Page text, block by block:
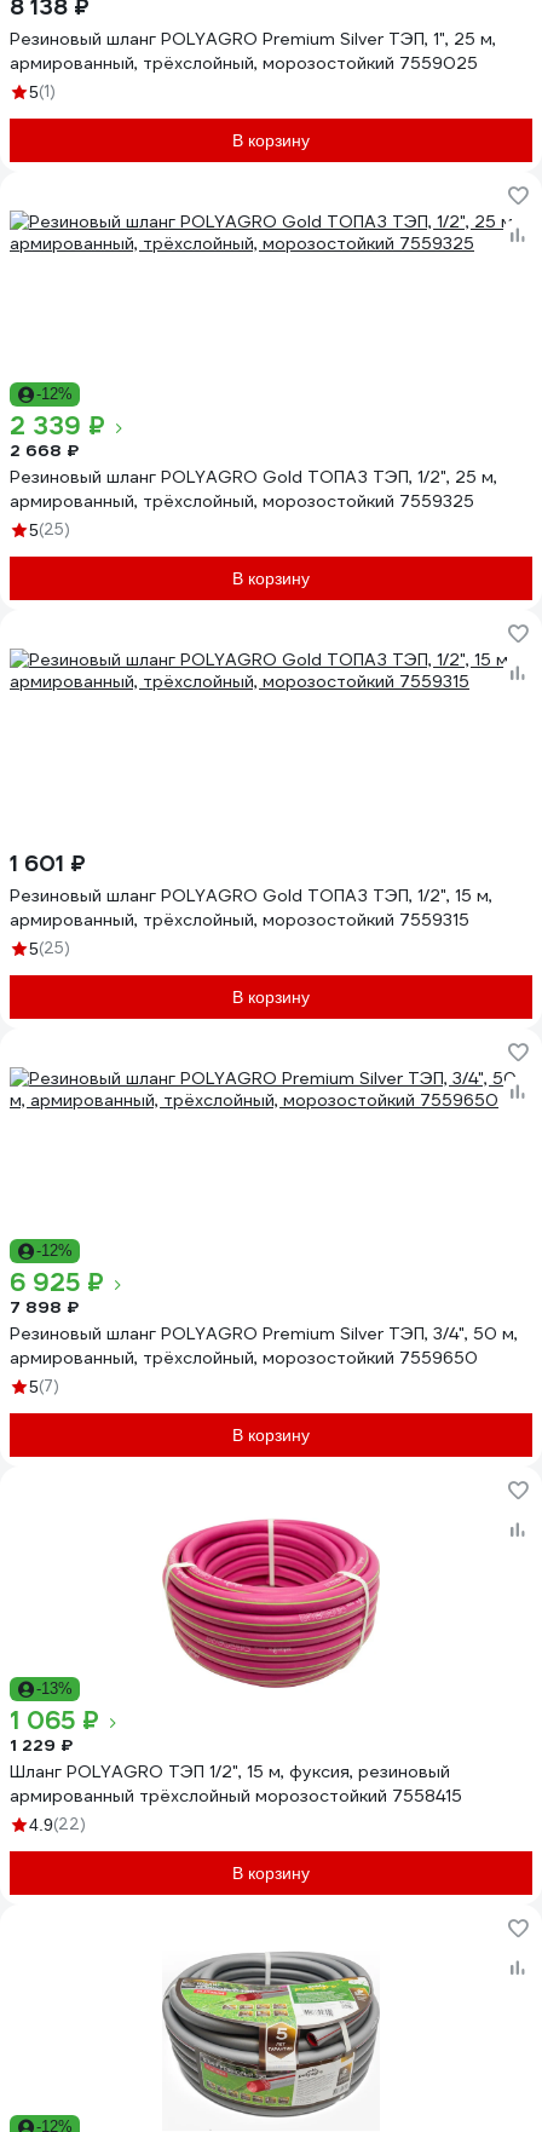
8 138 ₽
Резиновый шланг POLYAGRO Premium Silver ТЭП, 1", 25 м,
армированный, трёхслойный, морозостойкий 7559025
5(1)
В корзину
-12%
2 339 ₽
2 668 ₽
Резиновый шланг POLYAGRO Gold ТОПАЗ ТЭП, 1/2", 25 м,
армированный, трёхслойный, морозостойкий 7559325
5(25)
В корзину
1 601 ₽
Резиновый шланг POLYAGRO Gold ТОПАЗ ТЭП, 1/2", 15 м,
армированный, трёхслойный, морозостойкий 7559315
5(25)
В корзину
-12%
6 925 ₽
7 898 ₽
Резиновый шланг POLYAGRO Premium Silver ТЭП, 3/4", 50 м,
армированный, трёхслойный, морозостойкий 7559650
5(7)
В корзину
-13%
1 065 ₽
1 229 ₽
Шланг POLYAGRO ТЭП 1/2", 15 м, фуксия, резиновый
армированный трёхслойный морозостойкий 7558415
4.9(22)
В корзину
-12%